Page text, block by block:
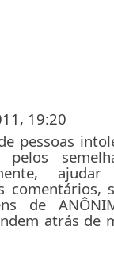
19:20
pessoas
pelos
comentários,
de
atrás de